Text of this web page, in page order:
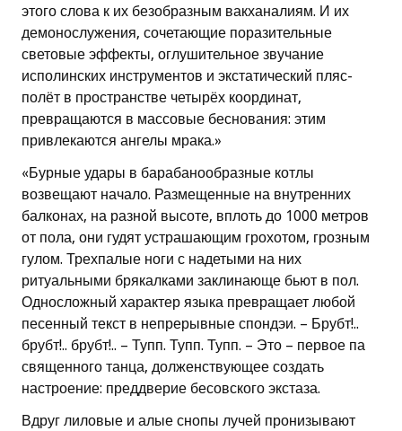
этого слова к их безобразным вакханалиям. И их
демонослужения, сочетающие поразительные
световые эффекты, оглушительное звучание
исполинских инструментов и экстатический пляс-
полёт в пространстве четырёх координат,
превращаются в массовые беснования: этим
привлекаются ангелы мрака.»
«Бурные удары в барабанообразные котлы
возвещают начало. Размещенные на внутренних
балконах, на разной высоте, вплоть до 1000 метров
от пола, они гудят устрашающим грохотом, грозным
гулом. Трехпалые ноги с надетыми на них
ритуальными брякалками заклинающе бьют в пол.
Односложный характер языка превращает любой
песенный текст в непрерывные спондэи. – Брубт!..
брубт!.. брубт!.. – Тупп. Тупп. Тупп. – Это – первое па
священного танца, долженствующее создать
настроение: преддверие бесовского экстаза.
Вдруг лиловые и алые снопы лучей пронизывают